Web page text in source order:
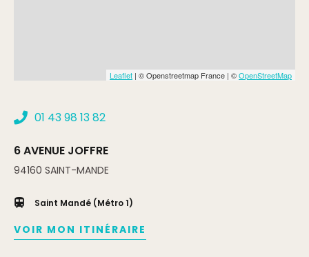
Leaflet | © Openstreetmap France | ©OpenStreetMap
01 43 98 13 82
6 AVENUE JOFFRE
94160 SAINT-MANDE
Saint Mandé (Métro 1)
VOIR MON ITINÉRAIRE